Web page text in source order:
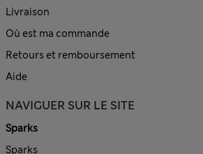
Livraison
Où est ma commande
Retours et remboursement
Aide
NAVIGUER SUR LE SITE
Sparks
Sparks